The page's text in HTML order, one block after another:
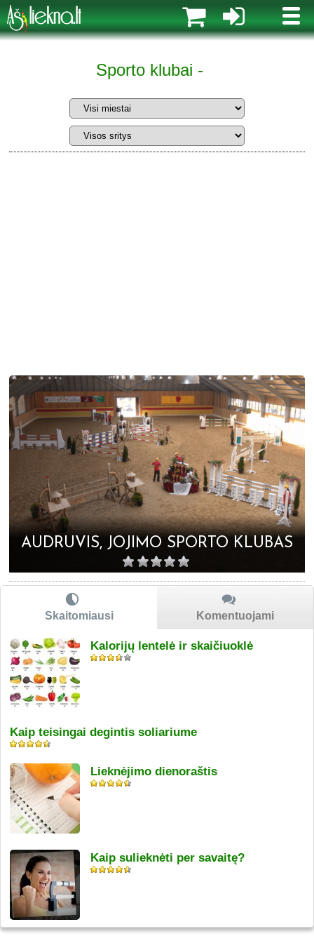
MENIU
Sporto klubai -
AUDRUVIS, JOJIMO SPORTO KLUBAS
Skaitomiausi Komentuojami
Kalorijų lentelė ir skaičiuoklė
Kaip teisingai degintis soliariume
Lieknėjimo dienoraštis
Kaip sulieknėti per savaitę?